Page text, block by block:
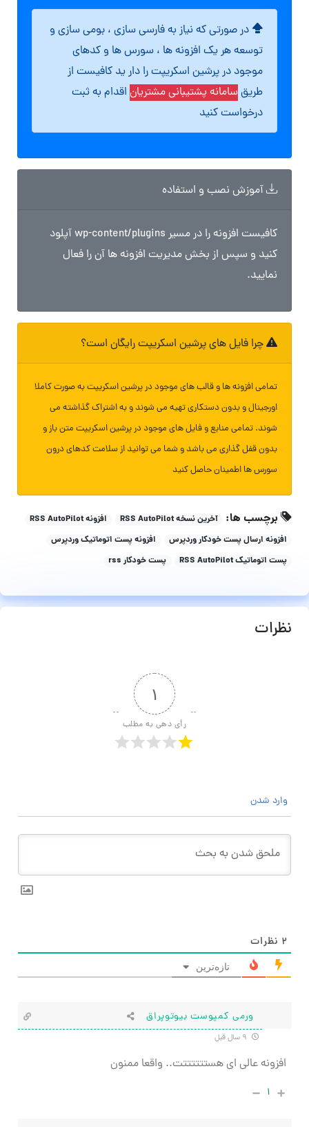
در صورتی که نیاز به فارسی سازی ، بومی سازی و
توسعه هر یک افزونه ها ، سورس ها و کدهای
موجود در پرشین اسکریپت را دار ید کافیست از
طریقسامانه پشتیبانی مشتریان اقدام به ثبت
درخواست کنید
آموزش نصب و استفاده
کافیست افزونه را در مسیر wp-content/plugins آپلود
کنید و سپس از بخش مدیریت افزونه ها آن را فعال
نمایید.
چرا فایل های پرشین اسکریپت رایگان است؟
تمامی افزونه ها و قالب های موجود در پرشین اسکریپت به صورت کاملا
اورجینال و بدون دستکاری تهیه می شوند و به اشتراک گذاشته می
شوند. تمامی منابع و فایل های موجود در پرشین اسکریپت متن باز و
بدون قفل گذاری می باشد و شما می توانید از سلامت کدهای درون
سورس ها اطمینان حاصل کنید
برچسب ها: آخرین نسخه RSS AutoPilot
افزونه RSS AutoPilot
افزونه ارسال پست خودکار وردپرس
افزونه پست اتوماتیک وردپرس
پست اتوماتیک RSS AutoPilot
پست خودکار rss
نظرات
۱
رأی دهی به مطلب
وارد شدن
۲ نظرات
تازه‌ترین
ورمی کمپوست بیوتوپراق
افزونه عالی ای هستتتتتتت.. واقعا ممنون
۱